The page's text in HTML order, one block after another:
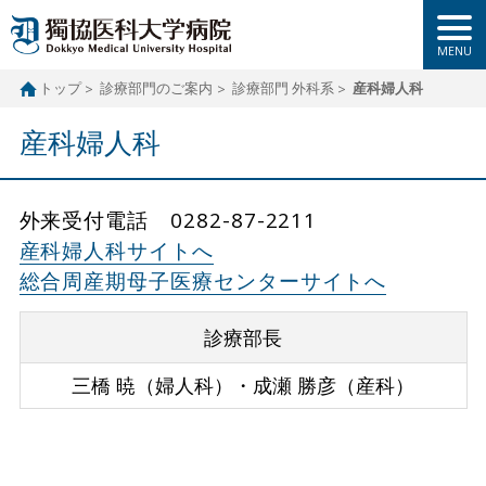
トップ 診療部門のご案内 診療部門 外科系 産科婦人科
産科婦人科
外来受付電話 0282-87-2211
産科婦人科サイトへ
総合周産期母子医療センターサイトへ
診療部長
三橋 暁（婦人科）・成瀬 勝彦（産科）